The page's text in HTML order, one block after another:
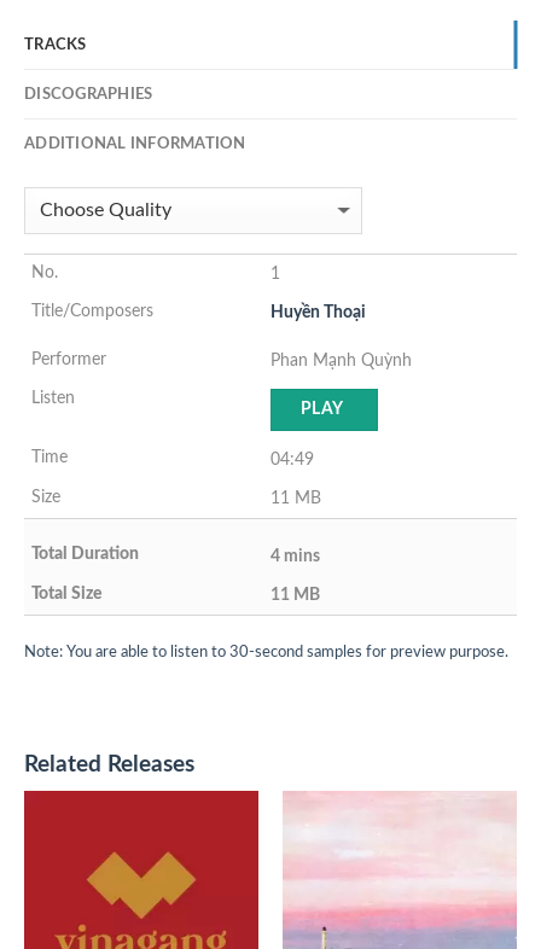
TRACKS
DISCOGRAPHIES
ADDITIONAL INFORMATION
1
Huyền Thoại
Phan Mạnh Quỳnh
PLAY
04:49
11 MB
4 mins
11 MB
Note: You are able to listen to 30-second samples for preview purpose.
Related Releases